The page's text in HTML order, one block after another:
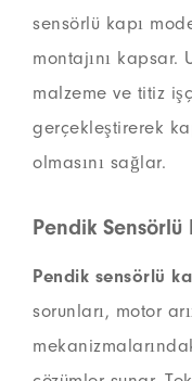
sensörlü kapı
montajını kapsar.
malzeme ve titiz
gerçekleştirerek
olmasını sağlar.
Pendik Sensörlü
Pendik sensörlü
sorunları, motor